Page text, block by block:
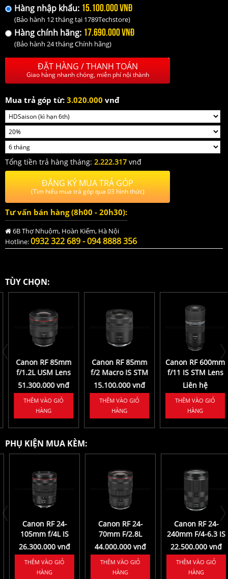
Hàng nhập khẩu: 15.100.000 VNĐ
(Bảo hành 12 tháng tại 1789Techstore)
Hàng chính hãng: 17.690.000 VNĐ
(Bảo hành 24 tháng Chính hãng)
ĐẶT HÀNG / THANH TOÁN
Giao hàng nhanh chóng, miễn phí nội thành
Mua trả góp từ: 3.020.000 vnđ
Tổng tiền trả hàng tháng: 2.222.317 vnđ
ĐĂNG KÝ MUA TRẢ GÓP
(Tìm hiểu mua trả góp qua 03 hình thức)
Tư vấn bán hàng (8h00 - 20h30):
6B Thợ Nhuộm, Hoàn Kiếm, Hà Nội
Hotline:0932 322 689 - 094 8888 356
TÙY CHỌN:
Canon RF 85mm
f/1.2L USM Lens
51.300.000 vnđ
THÊM VÀO GIỎ
HÀNG
Canon RF 85mm
f/2 Macro IS STM
Lens
15.100.000 vnđ
THÊM VÀO GIỎ
HÀNG
Canon RF 600mm
f/11 IS STM Lens
Liên hệ
THÊM VÀO GIỎ
HÀNG
PHỤ KIỆN MUA KÈM:
Canon RF 24-
105mm f/4L IS
USM Lens
26.300.000 vnđ
THÊM VÀO GIỎ
HÀNG
Canon RF 24-
70mm F/2.8L
USM
44.000.000 vnđ
THÊM VÀO GIỎ
HÀNG
Canon RF 24-
240mm F/4-6.3 IS
USM
22.500.000 vnđ
THÊM VÀO GIỎ
HÀNG